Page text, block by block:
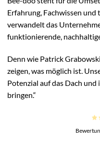
Erfahrung, Fachwissen
verwandelt das
funktionierende,
Denn wie Patrick
zeigen, was möglich ist.
Potenzial auf das Dach
bringen.“